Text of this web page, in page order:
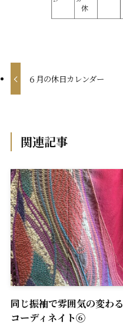
６月の休日カレンダー
関連記事
同じ振袖で雰囲気の変わる
コーディネイト⑥